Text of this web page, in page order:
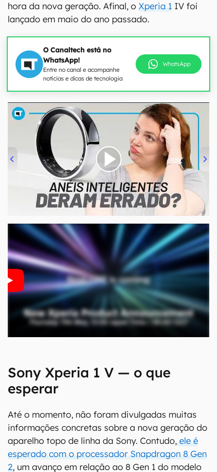
hora da nova geração. Afinal, o Xperia 1 IV foi
lançado em maio do ano passado.
O Canaltech está no
WhatsApp!
Entre no canal e acompanhe
notícias e dicas de tecnologia
WhatsApp
00:00/21:11
Sony Xperia 1 V — o que
esperar
Até o momento, não foram divulgadas muitas
informações concretas sobre a nova geração do
aparelho topo de linha da Sony. Contudo, ele é
esperado com o processador Snapdragon 8 Gen
2, um avanço em relação ao 8 Gen 1 do modelo